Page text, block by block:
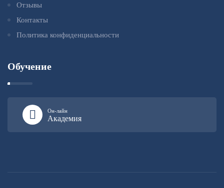
Отзывы
Контакты
Политика конфиденциальности
Обучение
Он-лайн
Академия